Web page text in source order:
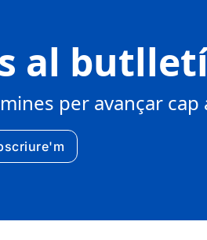
al butlletí
per avançar